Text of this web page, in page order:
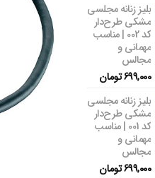
بلیز زنانه مجلسی
مشکی طرح‌دار
کد 002 | مناسب
مهمانی و
مجالس
699,000تومان
بلیز زنانه مجلسی
مشکی طرح‌دار
کد 001 | مناسب
مهمانی و
مجالس
699,000تومان